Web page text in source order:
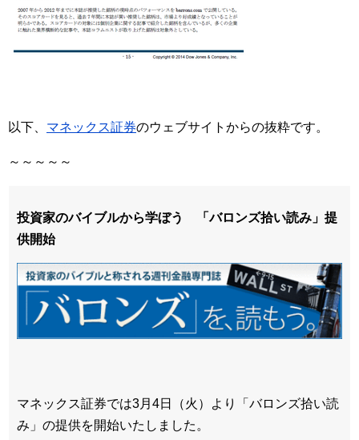
以下、 マネックス証券のウェブサイトからの抜粋です。
～～～～～
投資家のバイブルから学ぼう 「バロンズ拾い読み」提
供開始
マネックス証券では3月4日（火）より「バロンズ拾い読
み」の提供を開始いたしました。